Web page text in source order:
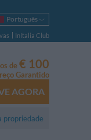
Português
Italiano
English
Deutsch
Español
Русский
Polski
InItalia Club
de€ 100
Garantido
AGORA
propriedade